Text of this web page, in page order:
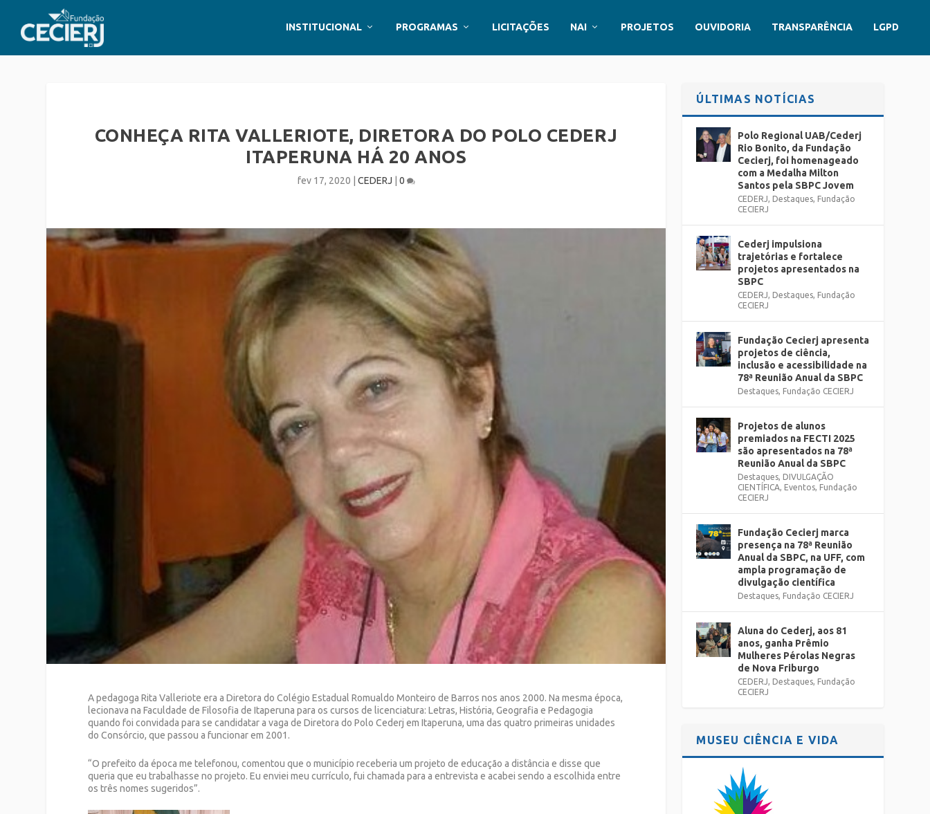
INSTITUCIONAL PROGRAMAS LICITAÇÕES NAI PROJETOS OUVIDORIA TRANSPARÊNCIA LGPD
CONHEÇA RITA VALLERIOTE, DIRETORA DO POLO CEDERJ
ITAPERUNA HÁ 20 ANOS
fev 17, 2020 CEDERJ 0
A pedagoga Rita Valleriote era a Diretora do Colégio Estadual Romualdo Monteiro de Barros nos anos 2000. Na mesma época,
lecionava na Faculdade de Filosofia de Itaperuna para os cursos de licenciatura: Letras, História, Geografia e Pedagogia
quando foi convidada para se candidatar a vaga de Diretora do Polo Cederj em Itaperuna, uma das quatro primeiras unidades
do Consórcio, que passou a funcionar em 2001.
“O prefeito da época me telefonou, comentou que o município receberia um projeto de educação a distância e disse que
queria que eu trabalhasse no projeto. Eu enviei meu currículo, fui chamada para a entrevista e acabei sendo a escolhida entre
os três nomes sugeridos”.
ÚLTIMAS NOTÍCIAS
Polo Regional UAB/Cederj
Rio Bonito, da Fundação
Cecierj, foi homenageado
com a Medalha Milton
Santos pela SBPC Jovem
CEDERJ, Destaques, Fundação
CECIERJ
Cederj impulsiona
trajetórias e fortalece
projetos apresentados na
SBPC
CEDERJ, Destaques, Fundação
CECIERJ
Fundação Cecierj apresenta
projetos de ciência,
inclusão e acessibilidade na
78ª Reunião Anual da SBPC
Destaques, Fundação CECIERJ
Projetos de alunos
premiados na FECTI 2025
são apresentados na 78ª
Reunião Anual da SBPC
Destaques, DIVULGAÇÃO
CIENTÍFICA, Eventos, Fundação
CECIERJ
Fundação Cecierj marca
presença na 78ª Reunião
Anual da SBPC, na UFF, com
ampla programação de
divulgação científica
Destaques, Fundação CECIERJ
Aluna do Cederj, aos 81
anos, ganha Prêmio
Mulheres Pérolas Negras
de Nova Friburgo
CEDERJ, Destaques, Fundação
CECIERJ
MUSEU CIÊNCIA E VIDA